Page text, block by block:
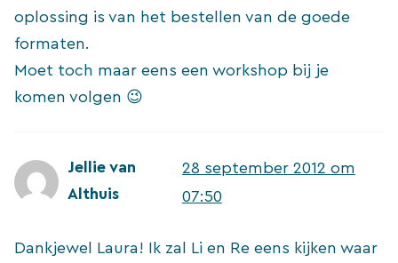
oplossing is van het bestellen van de goede
formaten.
Moet toch maar eens een workshop bij je
komen volgen 😉
Jellie van
Althuis
28 september 2012 om
07:50
Dankjewel Laura! Ik zal Li en Re eens kijken waar